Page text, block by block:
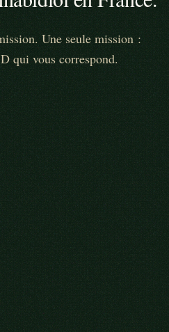
Une seule mission :
qui vous correspond.